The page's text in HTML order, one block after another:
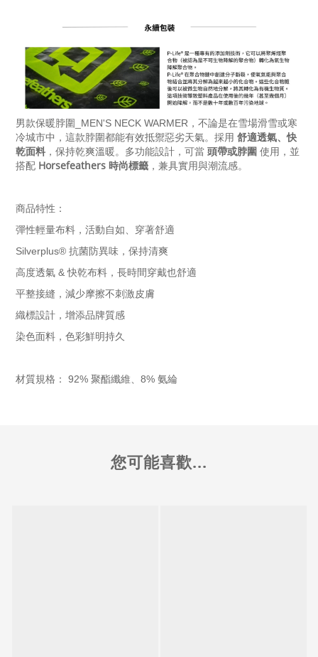
男款保暖脖圍_MEN'S NECK WARMER， 不論是在雪場滑雪或寒
冷城市中，這款脖圍都能有效抵禦惡劣天氣。採用 舒適透氣、快
乾面料 ，保持乾爽溫暖。多功能設計，可當 頭帶或脖圍 使用，並
搭配 Horsefeathers 時尚標籤 ，兼具實用與潮流感。
商品特性：
彈性輕量布料，活動自如、穿著舒適
Silverplus® 抗菌防異味，保持清爽
高度透氣 & 快乾布料，長時間穿戴也舒適
平整接縫，減少摩擦不刺激皮膚
織標設計，增添品牌質感
染色面料，色彩鮮明持久
材質規格： 92% 聚酯纖維、8% 氨綸
您可能喜歡...